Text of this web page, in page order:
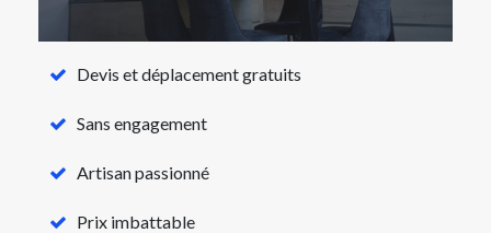
Devis et déplacement gratuits
Sans engagement
Artisan passionné
Prix imbattable